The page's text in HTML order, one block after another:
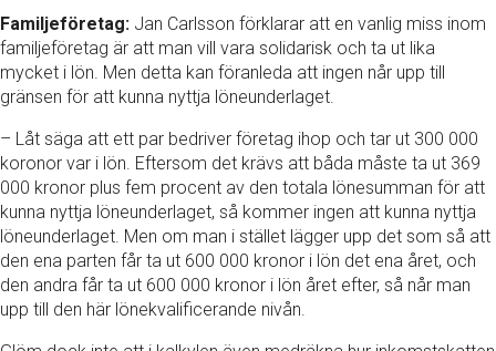
Familjeföretag: Jan Carlsson förklarar att en vanlig miss inom
familjeföretag är att man vill vara solidarisk och ta ut lika
mycket i lön. Men detta kan föranleda att ingen når upp till
gränsen för att kunna nyttja löneunderlaget.
– Låt säga att ett par bedriver företag ihop och tar ut 300 000
koronor var i lön. Eftersom det krävs att båda måste ta ut 369
000 kronor plus fem procent av den totala lönesumman för att
kunna nyttja löneunderlaget, så kommer ingen att kunna nyttja
löneunderlaget. Men om man i stället lägger upp det som så att
den ena parten får ta ut 600 000 kronor i lön det ena året, och
den andra får ta ut 600 000 kronor i lön året efter, så når man
upp till den här lönekvalificerande nivån.